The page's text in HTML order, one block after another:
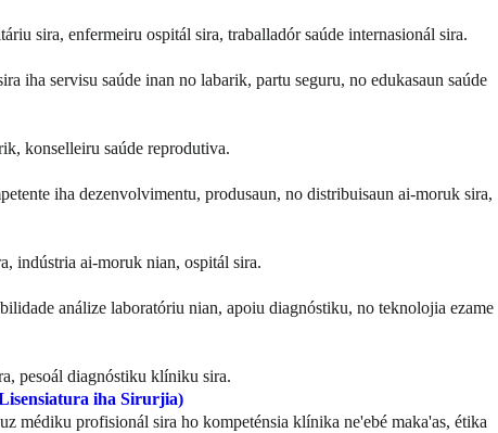
sira, enfermeiru ospitál sira, traballadór saúde internasionál sira.
iha servisu saúde inan no labarik, partu seguru, no edukasaun saúde
konselleiru saúde reprodutiva.
iha dezenvolvimentu, produsaun, no distribuisaun ai-moruk sira,
indústria ai-moruk nian, ospitál sira.
análize laboratóriu nian, apoiu diagnóstiku, no teknolojia ezame
pesoál diagnóstiku klíniku sira.
iha Sirurjia)
médiku profisionál sira ho kompeténsia klínika ne'ebé maka'as, étika